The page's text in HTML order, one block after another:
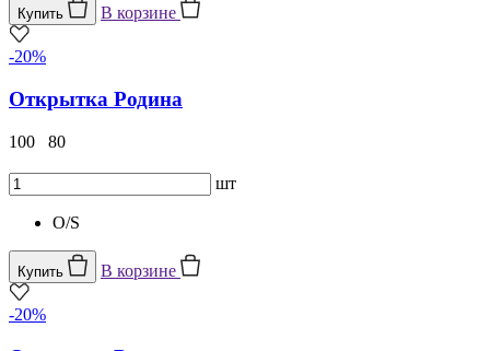
Купить В корзине
-20%
Открытка Родина
100 80
шт
O/S
Купить В корзине
-20%